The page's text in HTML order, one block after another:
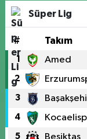
Süper Lig
# Takım
1 Amed
2
3
4
5 Beşiktaş